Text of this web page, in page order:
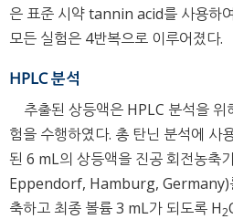
은 표준 시약 tannin acid를 사용하
모든 실험은 4반복으로 이루어졌다.
HPLC 분석
추출된 상등액은 HPLC 분석을 위
험을 수행하였다. 총 탄닌 분석에 사
된 6 mL의 상등액을 진공 회전농
Eppendorf, Hamburg, Germany)
축하고 최종 볼륨 3 mL가 되도록 H2